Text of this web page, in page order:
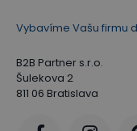
Vybavíme Vašu firmu
B2B Partner s.r.o.
Šulekova 2
811 06 Bratislava